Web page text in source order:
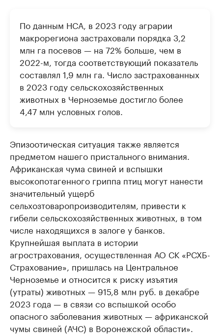
По данным НСА, в 2023 году аграрии
макрорегиона застраховали порядка 3,2
млн га посевов — на 72% больше, чем в
2022-м, тогда соответствующий показатель
составлял 1,9 млн га. Число застрахованных
в 2023 году сельскохозяйственных
животных в Черноземье достигло более
4,47 млн условных голов.
Эпизоотическая ситуация также является
предметом нашего пристального внимания.
Африканская чума свиней и вспышки
высокопотагенного гриппа птиц могут нанести
значительный ущерб
сельхозтоваропроизводителям, привести к
гибели сельскохозяйственных животных, в том
числе находящихся в залоге у банков.
Крупнейшая выплата в истории
агрострахования, осуществленная АО СК «РСХБ-
Страхование», пришлась на Центральное
Черноземье и относится к риску изъятия
(утраты) животных — 915,8 млн руб. в декабре
2023 года — в связи со вспышкой особо
опасного заболевания животных — африканской
чумы свиней (АЧС) в Воронежской области».